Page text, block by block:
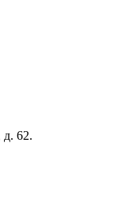
д. 62.